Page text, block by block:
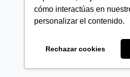
cómo interactúas en
personalizar el contenido.
Rechazar cookies